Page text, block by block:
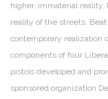
higher, immaterial
reality of the streets.
contemporary realization
components of four
pistols developed and
sponsored organization